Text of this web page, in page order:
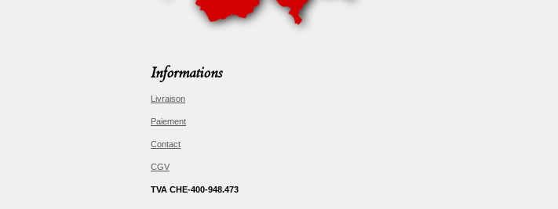
Informations
Livraison
Paiement
Contact
CGV
TVA CHE-400-948.473